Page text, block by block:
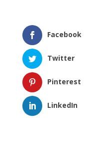
Facebook
Twitter
Pinterest
LinkedIn